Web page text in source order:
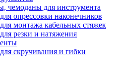
чемоданы для инструмента
опрессовки наконечников
монтажа кабельных стяжек
резки и натяжения
скручивания и гибки